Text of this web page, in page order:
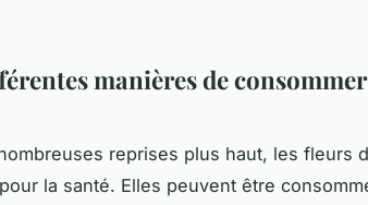
manières de
reprises plus haut, les fleurs
la santé. Elles peuvent être